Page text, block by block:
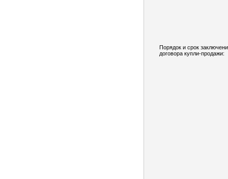
Порядок и срок
договора купли-продажи: